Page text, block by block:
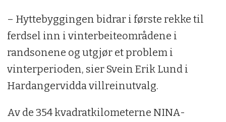
– Hyttebyggingen bidrar i første rekke til
ferdsel inn i vinterbeiteområdene i
randsonene og utgjør et problem i
vinterperioden, sier Svein Erik Lund i
Hardangervidda villreinutvalg.
Av de 354 kvadratkilometerne NINA-